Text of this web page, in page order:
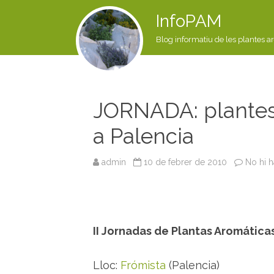
InfoPAM
Blog informatiu de les plantes
JORNADA:
a Palencia
admin 10 de febrer de 2010 No hi
II Jornadas de Plantas
Lloc: Frómista (Palencia)